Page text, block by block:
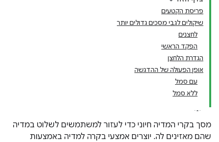
פריסת הקטעים
שיקולים לגבי מסכים גדולים יותר
לחצנים
הפקד הראשי
הגדרת הלחצן
אופן הפעולה של ההדגשה
עם סמל
ללא סמל
מסך בקרי המדיה חיוני כדי לעזור למשתמשים לשלוט במדיה
שהם מאזינים לה. יוצרים אמצעי בקרה למדיה באמצעות